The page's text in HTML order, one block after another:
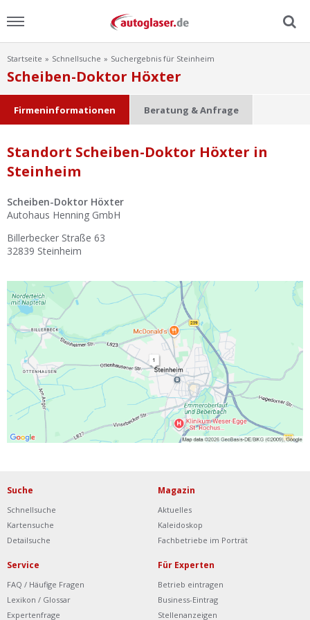
Menu
Home
Ratgeber
Scheibensuche
FAQ
Lexikon
Ist Ihre Werkstatt schon dabei?
Kostenlos eintragen
Werkstatt Login
Startseite Schnellsuche Suchergebnis für Steinheim
Scheiben-Doktor Höxter
Firmeninformationen Beratung & Anfrage
Standort Scheiben-Doktor Höxter in
Steinheim
Scheiben-Doktor Höxter
Autohaus Henning GmbH
Billerbecker Straße 63
32839 Steinheim
Suche
Schnellsuche
Kartensuche
Detailsuche
Magazin
Aktuelles
Kaleidoskop
Fachbetriebe im Porträt
Service
FAQ / Häufige Fragen
Lexikon / Glossar
Expertenfrage
Für Experten
Betrieb eintragen
Business-Eintrag
Stellenanzeigen